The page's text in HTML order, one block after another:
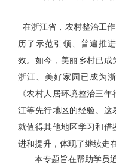
在浙江省，农村整治工
历了示范引领、普遍推
效。如今，美丽乡村已
浙江、美好家园已成为
《农村人居环境整治三
江等先行地区的经验。
就值得其他地区学习和借
进和提升，体现了继续走
本专题旨在帮助学员